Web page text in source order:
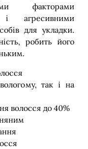
факторами
і агресивними
для укладки.
робить його
так і на
волосся до 40%